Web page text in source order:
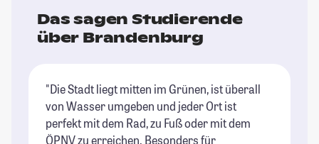
Das sagen Studierende
über Brandenburg
"Die Stadt liegt mitten im Grünen, ist überall
von Wasser umgeben und jeder Ort ist
perfekt mit dem Rad, zu Fuß oder mit dem
ÖPNV zu erreichen. Besonders für